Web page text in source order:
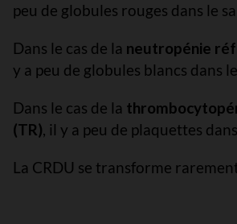
peu de globules rouges dans le
Dans le cas de la neutropénie
y a peu de globules blancs dans
Dans le cas de la
(TR), il y a peu de plaquettes
La CRDU se transforme